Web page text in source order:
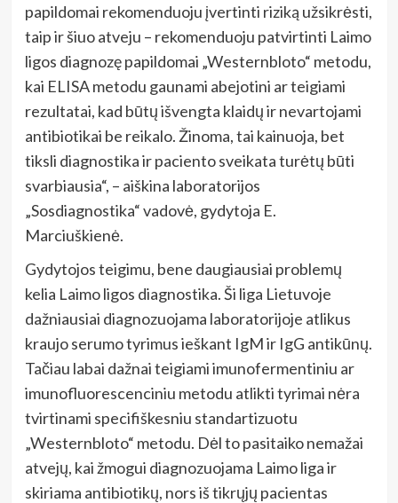
papildomai rekomenduoju įvertinti riziką užsikrėsti,
taip ir šiuo atveju – rekomenduoju patvirtinti Laimo
ligos diagnozę papildomai „Westernbloto“ metodu,
kai ELISA metodu gaunami abejotini ar teigiami
rezultatai, kad būtų išvengta klaidų ir nevartojami
antibiotikai be reikalo. Žinoma, tai kainuoja, bet
tiksli diagnostika ir paciento sveikata turėtų būti
svarbiausia“, – aiškina laboratorijos
„Sosdiagnostika“ vadovė, gydytoja E.
Marciuškienė.
Gydytojos teigimu, bene daugiausiai problemų
kelia Laimo ligos diagnostika. Ši liga Lietuvoje
dažniausiai diagnozuojama laboratorijoje atlikus
kraujo serumo tyrimus ieškant IgM ir IgG antikūnų.
Tačiau labai dažnai teigiami imunofermentiniu ar
imunofluorescenciniu metodu atlikti tyrimai nėra
tvirtinami specifiškesniu standartizuotu
„Westernbloto“ metodu. Dėl to pasitaiko nemažai
atvejų, kai žmogui diagnozuojama Laimo liga ir
skiriama antibiotikų, nors iš tikrųjų pacientas